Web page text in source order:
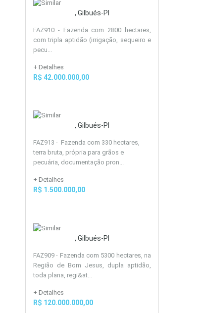
, Gilbués-PI
FAZ910 - Fazenda com 2800 hectares,
com tripla aptidão (irrigação, sequeiro e
pecu...
+ Detalhes
R$ 42.000.000,00
, Gilbués-PI
FAZ913 - Fazenda com 330 hectares,
terra bruta, própria para grãos e
pecuária, documentação pron...
+ Detalhes
R$ 1.500.000,00
, Gilbués-PI
FAZ909 - Fazenda com 5300 hectares, na
Região de Bom Jesus, dupla aptidão,
toda plana, regi&at...
+ Detalhes
R$ 120.000.000,00